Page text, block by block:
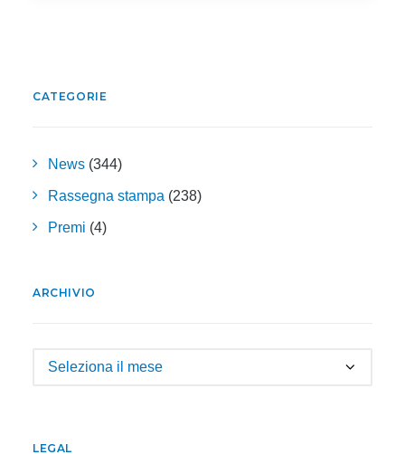
CATEGORIE
News (344)
Rassegna stampa (238)
Premi (4)
ARCHIVIO
Archivio
LEGAL